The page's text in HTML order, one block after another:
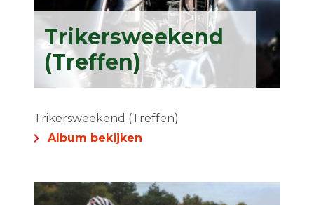
Trikersweekend
(Treffen)
Trikersweekend (Treffen)
Album bekijken